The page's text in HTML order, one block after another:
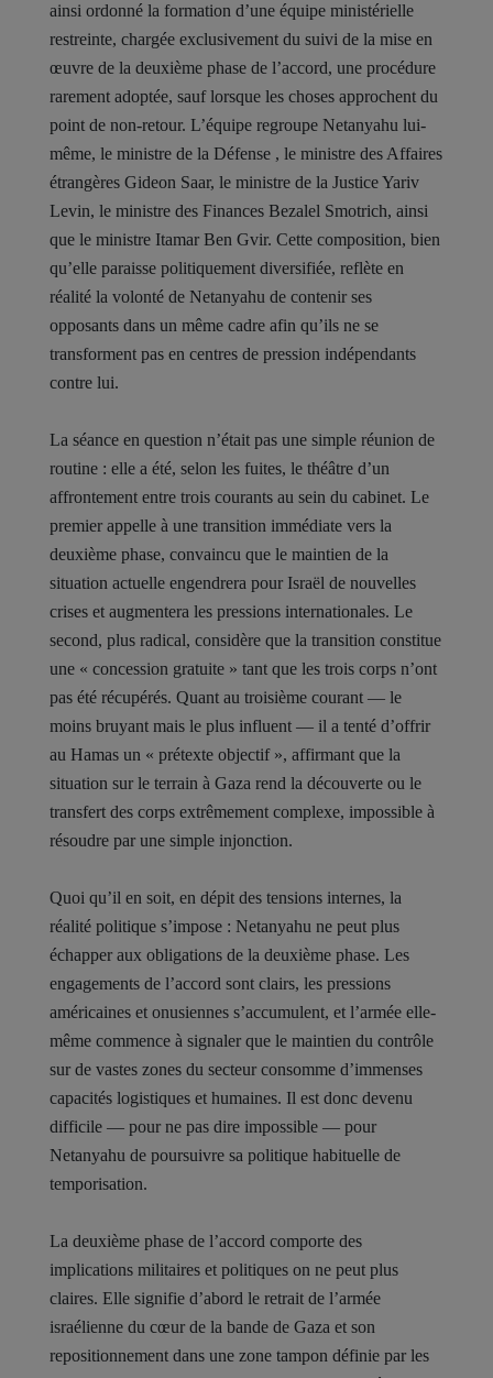
ainsi ordonné la formation d’une équipe ministérielle
restreinte, chargée exclusivement du suivi de la mise en
œuvre de la deuxième phase de l’accord, une procédure
rarement adoptée, sauf lorsque les choses approchent du
point de non-retour. L’équipe regroupe Netanyahu lui-
même, le ministre de la Défense , le ministre des Affaires
étrangères Gideon Saar, le ministre de la Justice Yariv
Levin, le ministre des Finances Bezalel Smotrich, ainsi
que le ministre Itamar Ben Gvir. Cette composition, bien
qu’elle paraisse politiquement diversifiée, reflète en
réalité la volonté de Netanyahu de contenir ses
opposants dans un même cadre afin qu’ils ne se
transforment pas en centres de pression indépendants
contre lui.
La séance en question n’était pas une simple réunion de
routine : elle a été, selon les fuites, le théâtre d’un
affrontement entre trois courants au sein du cabinet. Le
premier appelle à une transition immédiate vers la
deuxième phase, convaincu que le maintien de la
situation actuelle engendrera pour Israël de nouvelles
crises et augmentera les pressions internationales. Le
second, plus radical, considère que la transition constitue
une « concession gratuite » tant que les trois corps n’ont
pas été récupérés. Quant au troisième courant — le
moins bruyant mais le plus influent — il a tenté d’offrir
au Hamas un « prétexte objectif », affirmant que la
situation sur le terrain à Gaza rend la découverte ou le
transfert des corps extrêmement complexe, impossible à
résoudre par une simple injonction.
Quoi qu’il en soit, en dépit des tensions internes, la
réalité politique s’impose : Netanyahu ne peut plus
échapper aux obligations de la deuxième phase. Les
engagements de l’accord sont clairs, les pressions
américaines et onusiennes s’accumulent, et l’armée elle-
même commence à signaler que le maintien du contrôle
sur de vastes zones du secteur consomme d’immenses
capacités logistiques et humaines. Il est donc devenu
difficile — pour ne pas dire impossible — pour
Netanyahu de poursuivre sa politique habituelle de
temporisation.
La deuxième phase de l’accord comporte des
implications militaires et politiques on ne peut plus
claires. Elle signifie d’abord le retrait de l’armée
israélienne du cœur de la bande de Gaza et son
repositionnement dans une zone tampon définie par les